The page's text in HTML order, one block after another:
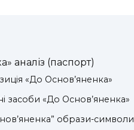
аналіз (паспорт)
«До Основ’яненка»
засоби «До Основ’яненка»
образи-символи